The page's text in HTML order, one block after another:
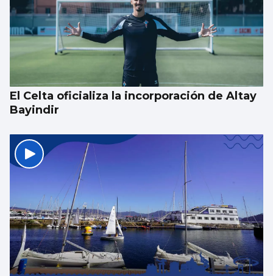
El Celta oficializa la incorporación de Altay
Bayindir